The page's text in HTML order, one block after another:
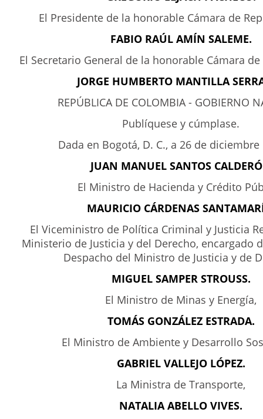
El Presidente de la honorable Cámara de
FABIO RAÚL AMÍN SALEME.
El Secretario General de la honorable Cámara
JORGE HUMBERTO MANTILLA
REPÚBLICA DE COLOMBIA - GOBIERNO
Publíquese y cúmplase.
Dada en Bogotá, D. C., a 26 de diciembre
JUAN MANUEL SANTOS
El Ministro de Hacienda y Crédito
MAURICIO CÁRDENAS
El Viceministro de Política Criminal y Justicia
Ministerio de Justicia y del Derecho, encargado
Despacho del Ministro de Justicia y de
MIGUEL SAMPER STROUSS.
El Ministro de Minas y Energía,
TOMÁS GONZÁLEZ ESTRADA.
El Ministro de Ambiente y Desarrollo
GABRIEL VALLEJO LÓPEZ.
La Ministra de Transporte,
NATALIA ABELLO VIVES.